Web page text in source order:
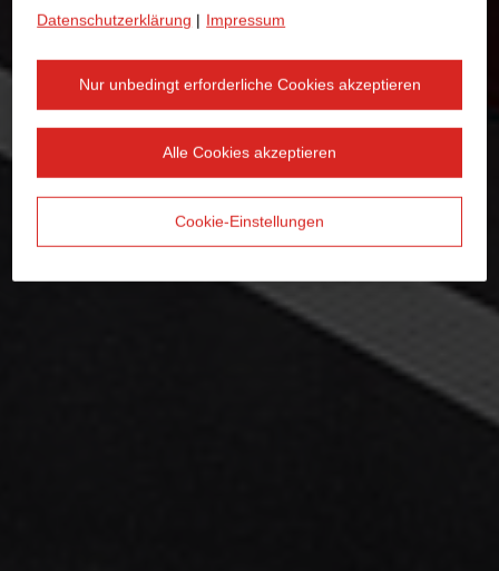
Datenschutzerklärung | Impressum
Nur unbedingt erforderliche Cookies akzeptieren
Alle Cookies akzeptieren
Cookie-Einstellungen